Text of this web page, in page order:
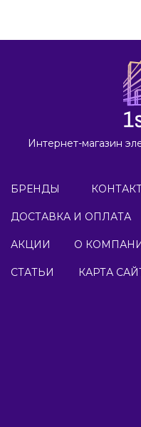
Интернет-магазин
БРЕНДЫ
ДОСТАВКА И ОПЛАТА
АКЦИИ О
СТАТЬИ КАРТА